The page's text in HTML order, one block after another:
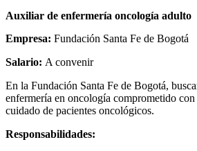
Auxiliar de enfermería oncología adulto
Empresa: Fundación Santa Fe de Bogotá
Salario: A convenir
En la Fundación Santa Fe de Bogotá,
enfermería en oncología comprometido
cuidado de pacientes oncológicos.
Responsabilidades: